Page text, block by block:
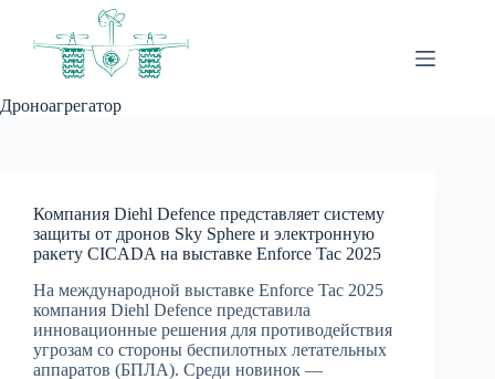
Дроноагрегатор
Компания Diehl Defence представляет систему
защиты от дронов Sky Sphere и электронную
ракету CICADA на выставке Enforce Tac 2025
На международной выставке Enforce Tac 2025
компания Diehl Defence представила
инновационные решения для противодействия
угрозам со стороны беспилотных летательных
аппаратов (БПЛА). Среди новинок —